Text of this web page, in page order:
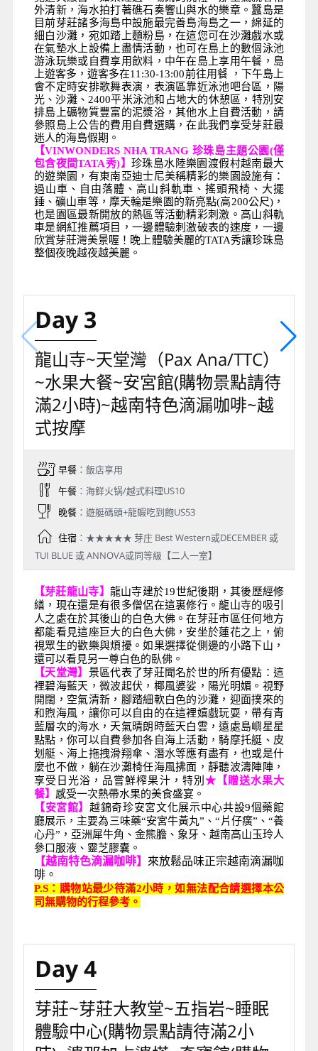
外清新，海水拍打著礁石奏響山與水的樂章。蠶島是
目前芽莊諸多海島中設施最完善島海島之一，綿延的
細白沙灘，宛如踏上麵粉島，在這您可在沙灘戲水或
在氣墊水上設備上盡情活動，也可在島上的數個泳池
游泳玩樂或自費享用飲料，中午在島上享用午餐，島
上遊客多，遊客多在11:30-13:00前往用餐 ，下午島上
會不定時安排歌舞表演，表演區靠近泳池吧台區，陽
光、沙灘、2400平米泳池和占地大的休憩區，特別安
排島上礦物質豐富的泥漿浴，其他水上自費活動，請
參照島上公告的費用自費選購，在此我們享受芽莊最
迷人的海島假期。
【VINWONDERS NHA TRANG 珍珠島主題公園(僅
包含夜間TATA秀)】珍珠島水陸樂園渡假村越南最大
的遊樂園，有東南亞迪士尼美稱精彩的樂園設施有：
過山車、自由落體、高山斜軌車、搖頭飛椅、大擺
錘、礦山車等，摩天輪是樂園的新亮點(高200公尺)，
也是園區最新開放的熱區等活動精彩刺激。高山斜軌
車是網紅推薦項目，一邊體驗刺激破表的速度，一邊
欣賞芽莊灣美景喔！晚上體驗美麗的TATA秀讓珍珠島
整個夜晚越夜越美麗。
Day 3
龍山寺~天堂灣（Pax Ana/TTC）
~水果大餐~安宮館(購物景點請待
滿2小時)~越南特色滴漏咖啡~越
式按摩
早餐：飯店享用
午餐：海鲜火锅/越式料理US10
晚餐：遊艇碼頭+龍蝦吃到飽US53
住宿：★★★★★ 芽庄 Best Western或DECEMBER 或
TUI BLUE 或 ANNOVA或同等級【二人一室】
【芽莊龍山寺】 龍山寺建於19世紀後期，其後歷經修
繕，現在還是有很多僧侶在這裏修行。龍山寺的吸引
人之處在於其後山的白色大佛。在芽莊市區任何地方
都能看見這座巨大的白色大佛，安坐於蓮花之上，俯
視眾生的歡樂與煩擾。如果選擇從側邊的小路下山，
還可以看見另一尊白色的臥佛。
【天堂灣】 景區代表了芽莊聞名於世的所有優點：這
裡碧海藍天，微波起伏，椰風婆娑，陽光明媚。視野
開闊，空氣清新，腳踏細軟白色的沙灘，迎面撲來的
和煦海風，讓你可以自由的在這裡嬉戲玩耍，帶有青
藍層次的海水，天氣晴朗時藍天白雲，遠處島嶼星星
點點，你可以自費參加各自海上活動，騎摩托艇、皮
划艇、海上拖拽滑翔傘、潛水等應有盡有，也或是什
麼也不做，躺在沙灘椅任海風拂面，靜聽波濤陣陣，
享受日光浴，品嘗鮮榨果汁，特別 ★【贈送水果大
餐】 感受一次熱帶水果的美食盛宴。
【安宮館】越錦奇珍安宮文化展示中心共設9個藥館
廳展示，主要為三味藥“安宮牛黃丸”、“片仔癀”、“養
心丹”，亞洲犀牛角、金熊膽、象牙、越南高山玉玲人
參口服液、靈芝膠囊。
【越南特色滴漏咖啡】 來放鬆品味正宗越南滴漏咖
啡。
P.S：購物站最少待滿2小時，如無法配合請選擇本公
司無購物的行程參考。
Day 4
芽莊~芽莊大教堂~五指岩~睡眠
體驗中心(購物景點請待滿2小